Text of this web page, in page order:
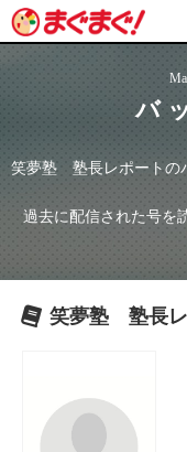
バ
笑夢塾 塾長レポートの
過去に配信された号を
笑夢塾 塾長